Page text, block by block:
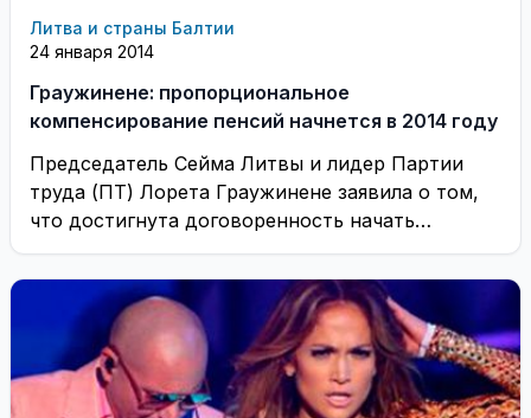
Литва и страны Балтии
24 января 2014
Граужинене: пропорциональное
компенсирование пенсий начнется в 2014 году
Председатель Cейма Литвы и лидер Партии
труда (ПТ) Лорета Граужинене заявила о том,
что достигнута договоренность начать
компенсирование пенсий ещё ...